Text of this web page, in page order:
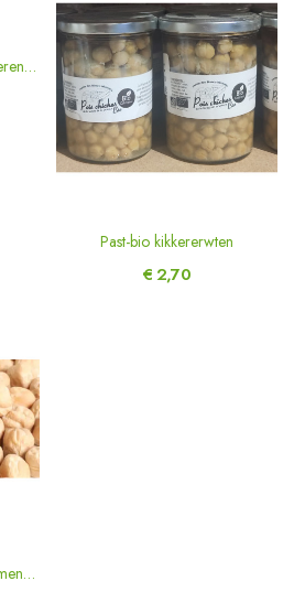
5 kg kikkererwtenmeel (papieren zak) bio
Past-bio kikkererwten
€ 2,70
10 kg kikkererwten (opgenomen zak) bio